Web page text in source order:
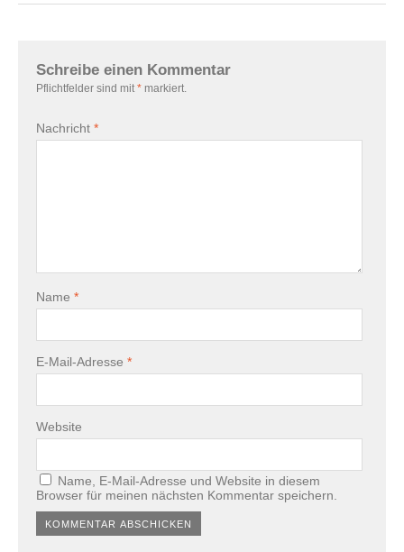
Schreibe einen Kommentar
Pflichtfelder sind mit* markiert.
Nachricht *
Name *
E-Mail-Adresse *
Website
Name, E-Mail-Adresse und Website in diesem
Browser für meinen nächsten Kommentar speichern.